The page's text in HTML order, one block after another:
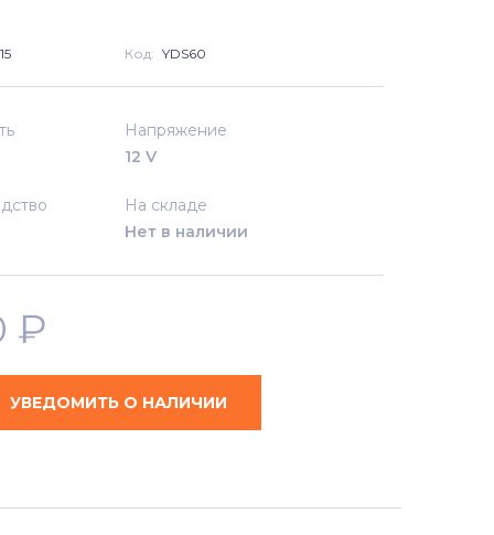
Код: YDS60
Напряжение
12 V
На складе
Нет в наличии
₽
УВЕДОМИТЬ О НАЛИЧИИ